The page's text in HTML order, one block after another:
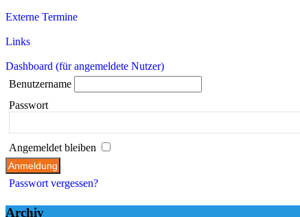
Externe Termine
Links
Dashboard (für angemeldete Nutzer)
Benutzername
Passwort
Angemeldet bleiben
Passwort vergessen?
Archiv